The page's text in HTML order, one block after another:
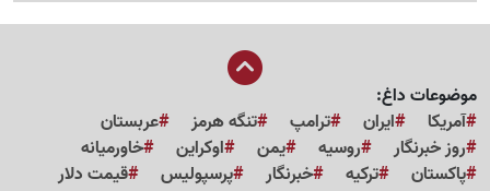
موضوعات داغ:
آمریکا
ایران ترامپ تنگه هرمز
عربستان
روز خبرنگار
روسیه یمن اوکراین
خاورمیانه
پاکستان
ترکیه خبرنگار پرسپولیس قیمت دلار